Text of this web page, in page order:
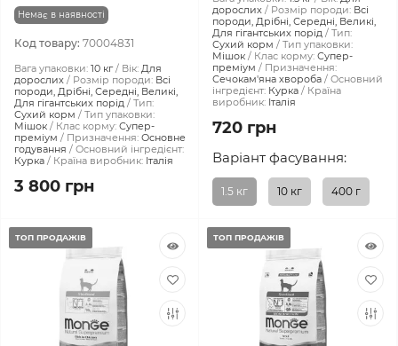
Немає в наявності
Код товару: 70004831
Вага упаковки: 10 кг Вік: Для
дорослих
Розмір породи: Всі
породи, Дрібні, Середні, Великі,
Для гігантських порід
Тип:
Сухий корм
Тип упаковки:
Мішок
Клас корму: Супер-
преміум
Призначення: Основне
годування
Основний інгредієнт:
Курка
Країна виробник: Італія
3 800 грн
дорослих
Розмір породи: Всі
породи, Дрібні, Середні, Великі,
Для гігантських порід
Тип:
Сухий корм
Тип упаковки:
Мішок
Клас корму: Супер-
преміум
Призначення:
Сечокам'яна хвороба
Основний
інгредієнт: Курка
Країна
виробник: Італія
720 грн
Варіант фасування:
1.5 кг 10 кг 400 г
ТОП ПРОДАЖІВ ТОП ПРОДАЖІВ